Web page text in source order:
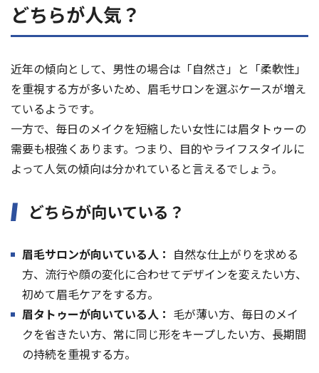
どちらが人気？
近年の傾向として、男性の場合は「自然さ」と「柔軟性」
を重視する方が多いため、眉毛サロンを選ぶケースが増え
ているようです。
一方で、毎日のメイクを短縮したい女性には眉タトゥーの
需要も根強くあります。つまり、目的やライフスタイルに
よって人気の傾向は分かれていると言えるでしょう。
どちらが向いている？
眉毛サロンが向いている人： 自然な仕上がりを求める
方、流行や顔の変化に合わせてデザインを変えたい方、
初めて眉毛ケアをする方。
眉タトゥーが向いている人： 毛が薄い方、毎日のメイ
クを省きたい方、常に同じ形をキープしたい方、長期間
の持続を重視する方。